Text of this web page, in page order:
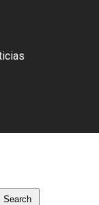
Search